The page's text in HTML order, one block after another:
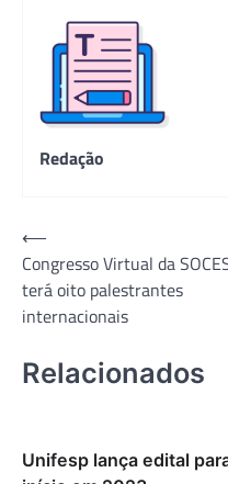
Redação
Navegação
de
Post
⟵
Congresso Virtual da
terá oito palestrantes
internacionais
Relacionados
Unifesp lança edital